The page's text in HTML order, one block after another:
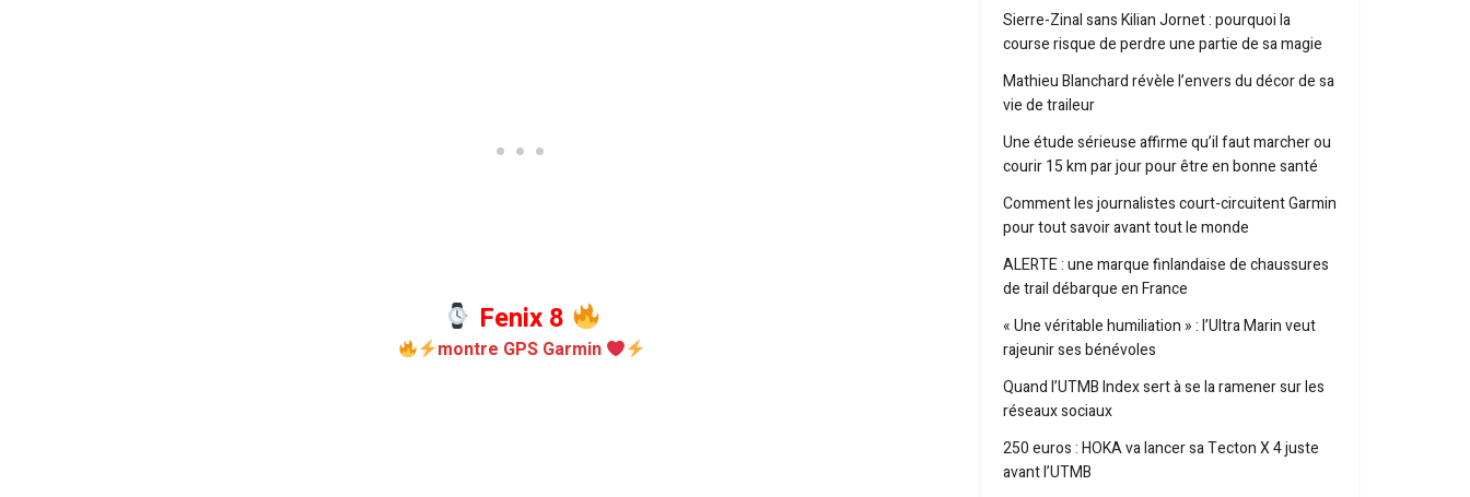
Fenix 8
montre GPS Garmin
Sierre-Zinal sans Kilian Jornet : pourquoi la
course risque de perdre une partie de sa magie
Mathieu Blanchard révèle l’envers du décor de sa
vie de traileur
Une étude sérieuse affirme qu’il faut marcher ou
courir 15 km par jour pour être en bonne santé
Comment les journalistes court-circuitent Garmin
pour tout savoir avant tout le monde
ALERTE : une marque finlandaise de chaussures
de trail débarque en France
« Une véritable humiliation » : l’Ultra Marin veut
rajeunir ses bénévoles
Quand l’UTMB Index sert à se la ramener sur les
réseaux sociaux
250 euros : HOKA va lancer sa Tecton X 4 juste
avant l’UTMB